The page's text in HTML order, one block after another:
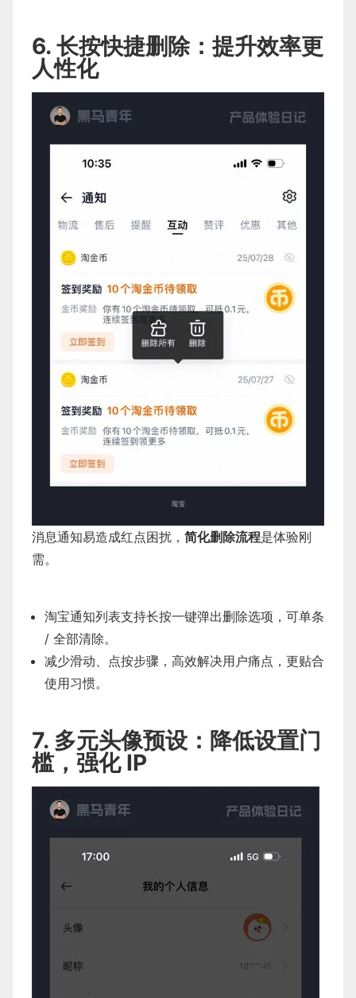
6. 长按快捷删除：提升效率更
人性化
消息通知易造成红点困扰， 简化删除流程是体验刚
需。
淘宝通知列表支持长按一键弹出删除选项，可单条
/ 全部清除。
减少滑动、点按步骤，高效解决用户痛点，更贴合
使用习惯。
7. 多元头像预设：降低设置门
槛，强化 IP